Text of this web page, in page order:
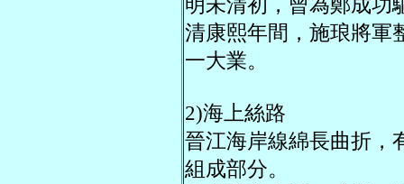
清康熙年間，施琅將軍
一大業。
2)海上絲路
晉江海岸線綿長曲折，
組成部分。